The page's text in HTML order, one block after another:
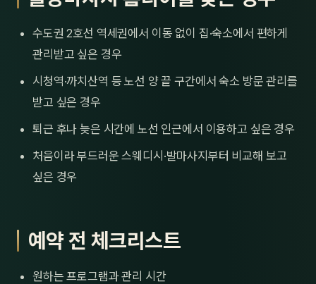
수도권 2호선 역세권에서 이동 없이 집·숙소에서 편하게
관리받고 싶은 경우
시청역·까치산역 등 노선 양 끝 구간에서 숙소 방문 관리를
받고 싶은 경우
퇴근 후나 늦은 시간에 노선 인근에서 이용하고 싶은 경우
처음이라 부드러운 스웨디시·발마사지부터 비교해 보고
싶은 경우
예약 전 체크리스트
원하는 프로그램과 관리 시간